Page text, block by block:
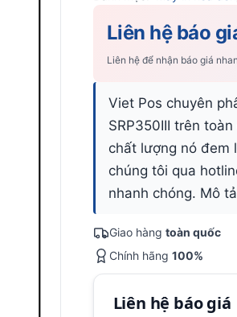
Liên hệ báo
Liên hệ để nhận báo giá
Viet Pos chuyên
SRP350III trên
chất lượng nó đem
chúng tôi qua
nhanh chóng. Mô
Giao hàng toàn quốc
Chính hãng 100%
Liên hệ báo giá